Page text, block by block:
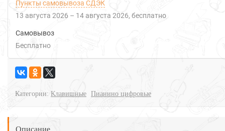
Пункты самовывоза СДЭК
13 августа 2026 – 14 августа 2026 Бесплатно
Самовывоз
Бесплатно
Категории: Клавишные Пианино цифровые
Описание